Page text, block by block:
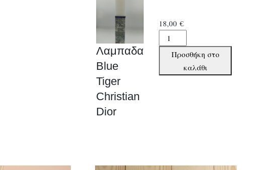
Λαμπαδα
Blue
Tiger
Christian
Dior
18,00€
Λαμπαδα
Blue
Christian
Προσθήκη στο
καλάθι